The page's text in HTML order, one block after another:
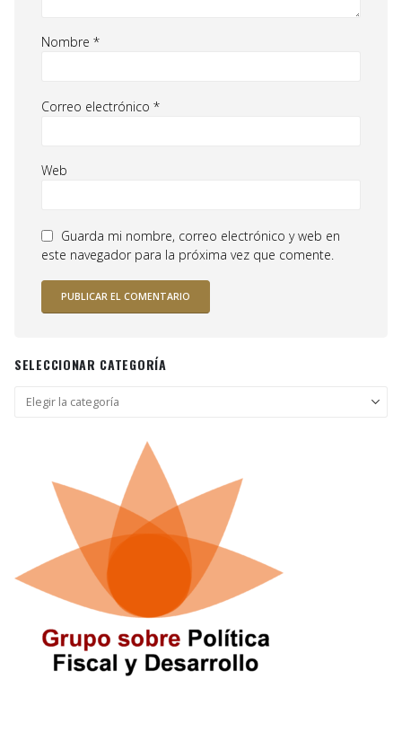
Nombre *
Correo electrónico *
Web
Guarda mi nombre, correo electrónico y web en
este navegador para la próxima vez que comente.
SELECCIONAR CATEGORÍA
Seleccionar
categoría